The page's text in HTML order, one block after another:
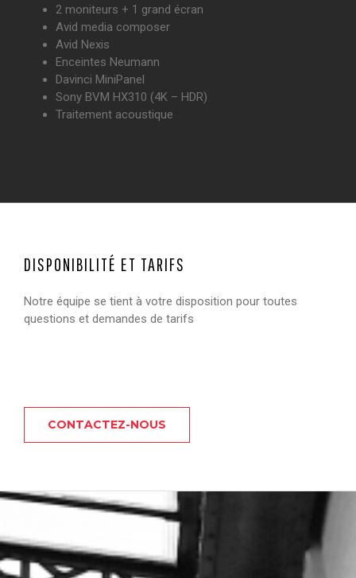
2 moniteurs + 1 grand écran
Avid media composer
Avid Nexis
Enceintes Neumann
Davinci MiniPanel
Sony BVM HX310 (4K – HDR)
Traitement acoustique
DISPONIBILITÉ ET TARIFS
Notre équipe se tient à votre disposition pour toutes
questions et demandes de tarifs
CONTACTEZ-NOUS